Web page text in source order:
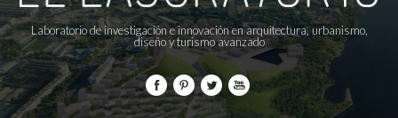
Laboratorio de investigación e innovación en arquitectura, urbanismo,
diseño y turismo avanzado